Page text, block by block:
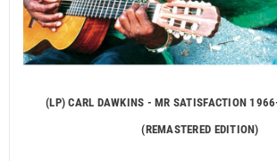
(LP) CARL DAWKINS - MR SATISFACTION
(REMASTERED EDITION)